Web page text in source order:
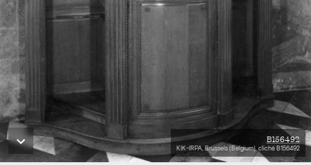
B156492
KIK-IRPA, Brussels (Belgium), cliché B156492